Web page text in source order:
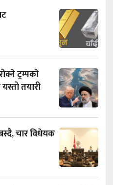
ट्रम्पको
तयारी
चार विधेयक